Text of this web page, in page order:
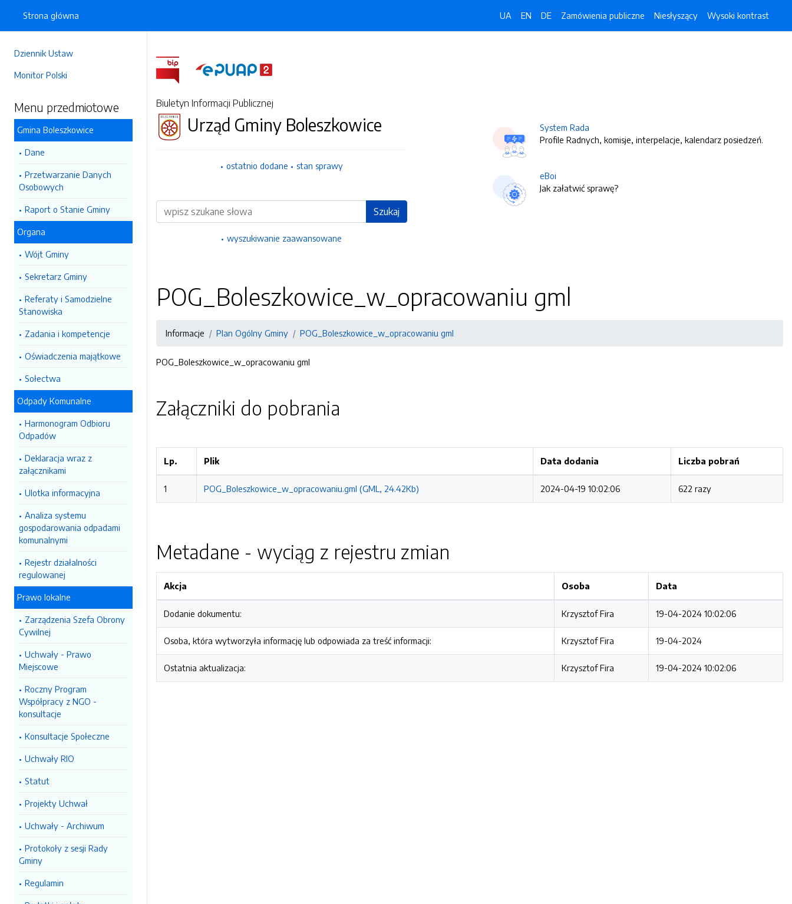
Dziennik Ustaw
Monitor Polski
Menu przedmiotowe
Gmina Boleszkowice
Dane
Przetwarzanie Danych
Osobowych
Raport o Stanie Gminy
Organa
Wójt Gminy
Sekretarz Gminy
Referaty i Samodzielne
Stanowiska
Zadania i kompetencje
Oświadczenia majątkowe
Sołectwa
Odpady Komunalne
Harmonogram Odbioru
Odpadów
Deklaracja wraz z
załącznikami
Ulotka informacyjna
Analiza systemu
gospodarowania odpadami
komunalnymi
Rejestr działalności
regulowanej
Prawo lokalne
Zarządzenia Szefa Obrony
Cywilnej
Uchwały - Prawo
Miejscowe
Roczny Program
Współpracy z NGO -
konsultacje
Konsultacje Społeczne
Uchwały RIO
Statut
Projekty Uchwał
Uchwały - Archiwum
Protokoły z sesji Rady
Gminy
Regulamin
Strona główna UA EN DE Zamówienia publiczne Niesłyszący Wysoki kontrast
Biuletyn Informacji Publicznej
Urząd Gminy Boleszkowice
ostatnio dodane stan sprawy
Wyszukiwarka Szukaj
wyszukiwanie zaawansowane
System Rada
Profile Radnych, komisje, interpelacje, kalendarz posiedzeń.
eBoi
Jak załatwić sprawę?
POG_Boleszkowice_w_opracowaniu gml
Informacje Plan Ogólny Gminy POG_Boleszkowice_w_opracowaniu gml
POG_Boleszkowice_w_opracowaniu gml
Załączniki do pobrania
Lp. Plik Data dodania Liczba pobrań
1 POG_Boleszkowice_w_opracowaniu.gml (GML, 24.42Kb) 2024-04-19 10:02:06 622 razy
Metadane - wyciąg z rejestru zmian
Akcja Osoba Data
Dodanie dokumentu: Krzysztof Fira 19-04-2024 10:02:06
Osoba, która wytworzyła informację lub odpowiada za treść informacji: Krzysztof Fira 19-04-2024
Ostatnia aktualizacja: Krzysztof Fira 19-04-2024 10:02:06